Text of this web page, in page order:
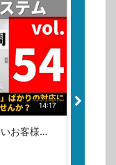
14:17
Q.顧客満足度調査で「声の大きいお客様」ばかりの対応になってしまいます…何か良い方法ありませんか？（ISOマネジメントシステム相談室・第54回）